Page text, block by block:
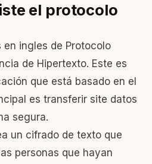
el protocolo
en ingles de Protocolo
de Hipertexto. Este es
que está basado en el
es transferir site datos
segura.
un cifrado de texto que
personas que hayan